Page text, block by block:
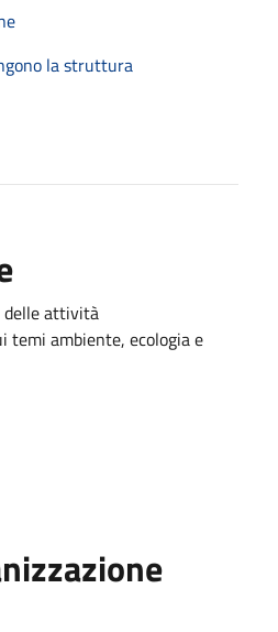
la struttura
delle attività
temi ambiente, ecologia e